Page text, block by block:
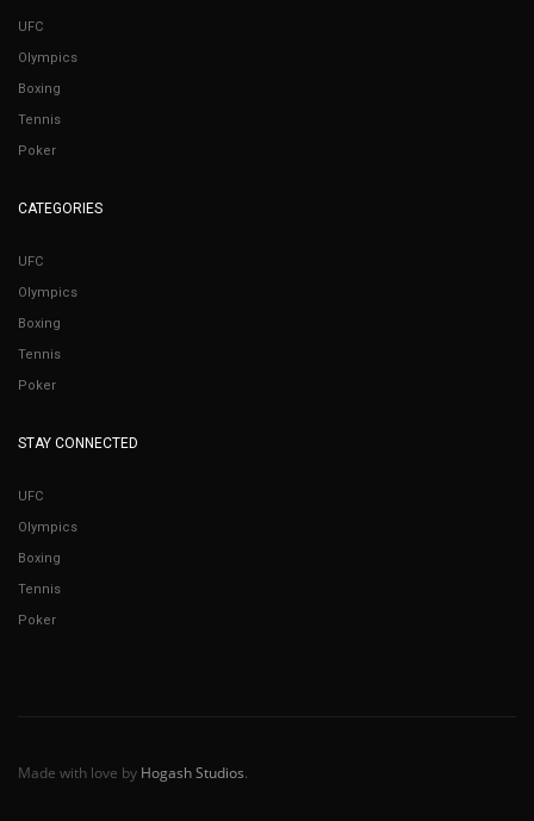
UFC
Olympics
Boxing
Tennis
Poker
CATEGORIES
UFC
Olympics
Boxing
Tennis
Poker
STAY CONNECTED
UFC
Olympics
Boxing
Tennis
Poker
Made with love by Hogash Studios.